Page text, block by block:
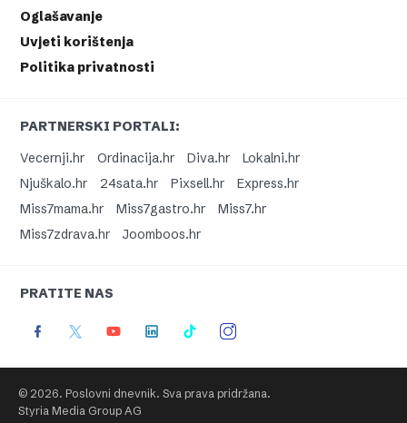
Oglašavanje
Uvjeti korištenja
Politika privatnosti
PARTNERSKI PORTALI:
Vecernji.hr
Ordinacija.hr Diva.hr
Lokalni.hr
Njuškalo.hr
24sata.hr Pixsell.hr
Express.hr
Miss7mama.hr
Miss7gastro.hr
Miss7.hr
Miss7zdrava.hr
Joomboos.hr
PRATITE NAS
© 2026. Poslovni dnevnik. Sva prava pridržana.
Styria Media Group AG